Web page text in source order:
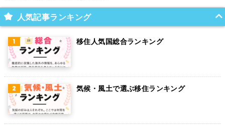
スイス
オランダ
ベルギー
グアム
パラグアイ
人気記事ランキング
移住人気国総合ランキング
気候・風土で選ぶ移住ランキング